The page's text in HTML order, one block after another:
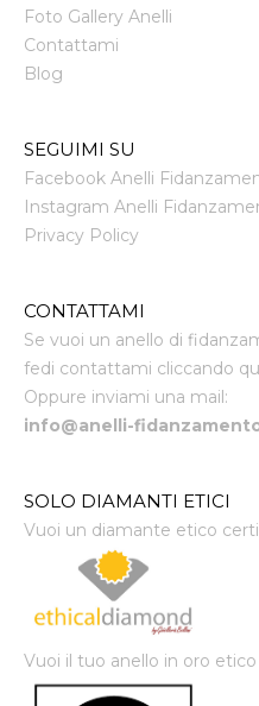
Foto Gallery Anelli
Contattami
Blog
SEGUIMI SU
Facebook Anelli
Instagram Anelli
Privacy Policy
CONTATTAMI
Se vuoi un anello di
fedi contattami cliccando
Oppure inviami una mail:
info@anelli-
SOLO DIAMANTI ETICI
Vuoi un diamante etico
Vuoi il tuo anello in oro